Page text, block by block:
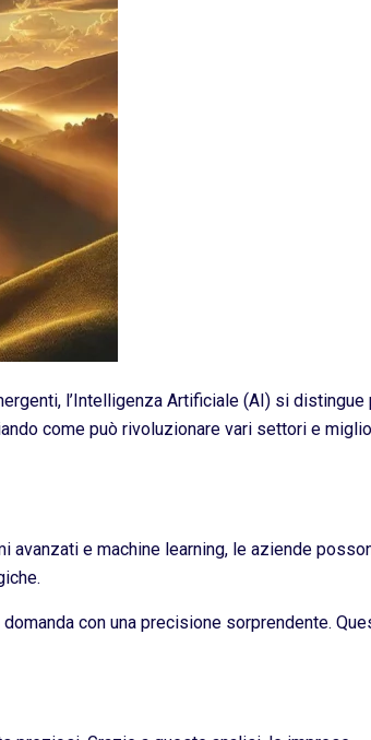
l’Intelligenza Artificiale (AI) si distingue
come può rivoluzionare vari settori e
avanzati e machine learning, le aziende
con una precisione sorprendente.